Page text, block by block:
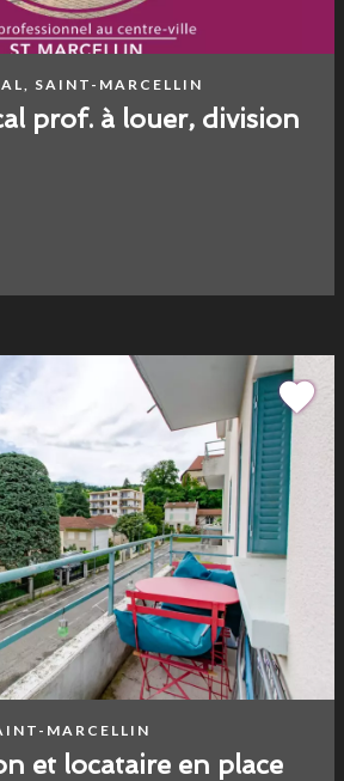
SAINT-MARCELLIN
prof. à louer, division
MARCELLIN
et locataire en place